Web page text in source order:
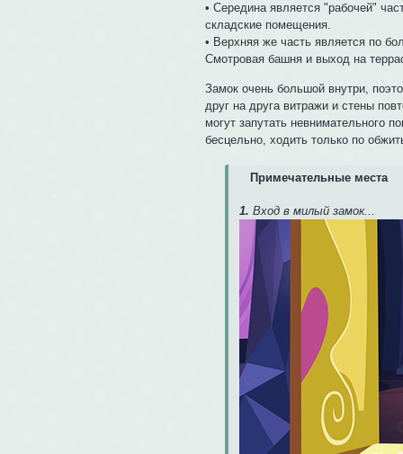
• Середина является "рабочей"
складские помещения.
• Верхняя же часть является по
Смотровая башня и выход на
Замок очень большой внутри,
друг на друга витражи и стены
могут запутать невнимательного
бесцельно, ходить только по
Примечательные места
1. Вход в милый замок...